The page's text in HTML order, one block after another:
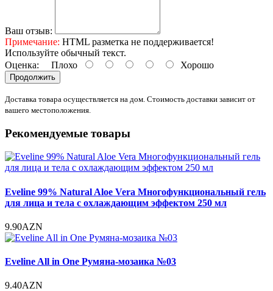
Ваш отзыв:
Примечание: HTML разметка не поддерживается!
Используйте обычный текст.
Оценка: Плохо Хорошо
Продолжить
Доставка товара осуществляется на дом. Стоимость доставки зависит от
вашего местоположения.
Рекомендуемые товары
Eveline 99% Natural Aloe Vera Многофункциональный гель
для лица и тела с охлаждающим эффектом 250 мл
9.90AZN
Eveline All in One Румяна-мозаика №03
9.40AZN